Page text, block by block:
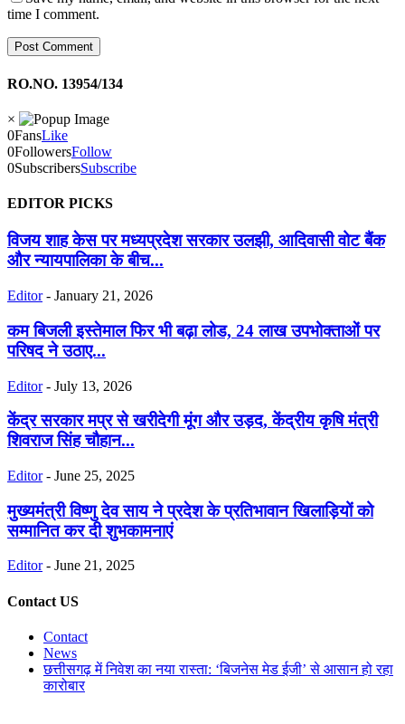
time I comment.
RO.NO. 13954/134
×
0FansLike
0FollowersFollow
0SubscribersSubscribe
EDITOR PICKS
विजय शाह केस पर मध्यप्रदेश सरकार उलझी, आदिवासी वोट बैंक
और न्यायपालिका के बीच...
Editor - January 21, 2026
कम बिजली इस्तेमाल फिर भी बढ़ा लोड, 24 लाख उपभोक्ताओं पर
परिषद ने उठाए...
Editor - July 13, 2026
केंद्र सरकार मप्र से खरीदेगी मूंग और उड़द, केंद्रीय कृषि मंत्री
शिवराज सिंह चौहान...
Editor - June 25, 2025
मुख्यमंत्री विष्णु देव साय ने प्रदेश के प्रतिभावान खिलाड़ियों को
सम्मानित कर दी शुभकामनाएं
Editor - June 21, 2025
Contact US
Contact
News
छत्तीसगढ़ में निवेश का नया रास्ता: ‘बिजनेस मेड ईजी’ से आसान हो रहा
कारोबार